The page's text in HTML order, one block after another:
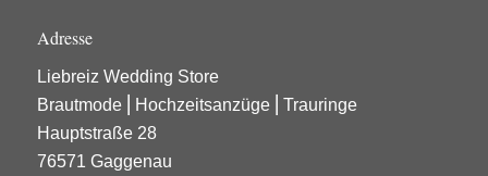
Adresse
Liebreiz Wedding Store
Brautmode ⎜Hochzeitsanzüge ⎜Trauringe
Hauptstraße 28
76571 Gaggenau